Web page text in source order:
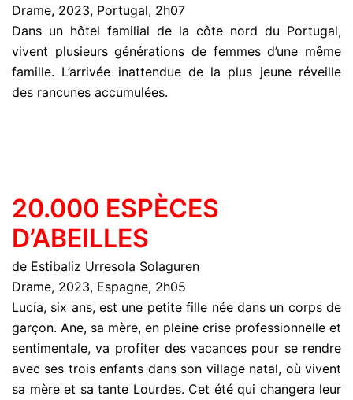
Drame, 2023, Portugal, 2h07
Dans un hôtel familial de la côte nord du Portugal,
vivent plusieurs générations de femmes d’une même
famille. L’arrivée inattendue de la plus jeune réveille
des rancunes accumulées.
20.000 ESPÈCES
D’ABEILLES
de Estibaliz Urresola Solaguren
Drame, 2023, Espagne, 2h05
Lucía, six ans, est une petite fille née dans un corps de
garçon. Ane, sa mère, en pleine crise professionnelle et
sentimentale, va profiter des vacances pour se rendre
avec ses trois enfants dans son village natal, où vivent
sa mère et sa tante Lourdes. Cet été qui changera leur